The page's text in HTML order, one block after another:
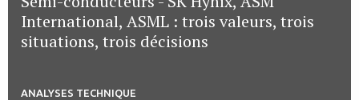
International, ASML : trois valeurs, trois
situations, trois décisions
ANALYSES TECHNIQUE